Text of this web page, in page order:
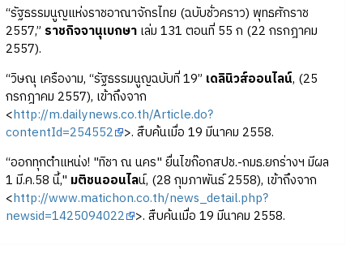
“รัฐธรรมนูญแห่งราชอาณาจักรไทย (ฉบับชั่วคราว) พุทธศักราช
2557,” ราชกิจจานุเบกษาเล่ม 131 ตอนที่ 55 ก (22 กรกฎาคม
2557).
“วิษณุ เครืองาม, “รัฐธรรมนูญฉบับที่ 19” เดลินิวส์ออนไลน์, (25
กรกฎาคม 2557), เข้าถึงจาก
<http://m.dailynews.co.th/Article.do?
contentId=254552 >. สืบค้นเมื่อ 19 มีนาคม 2558.
“ออกทุกตำแหน่ง! "ทิชา ณ นคร" ยื่นไขก๊อกสปช.-กมธ.ยกร่างฯ มีผล
1 มี.ค.58 นี้," มติชนออนไลน์, (28 กุมภาพันธ์ 2558), เข้าถึงจาก
<http://www.matichon.co.th/news_detail.php?
newsid=1425094022 >. สืบค้นเมื่อ 19 มีนาคม 2558.